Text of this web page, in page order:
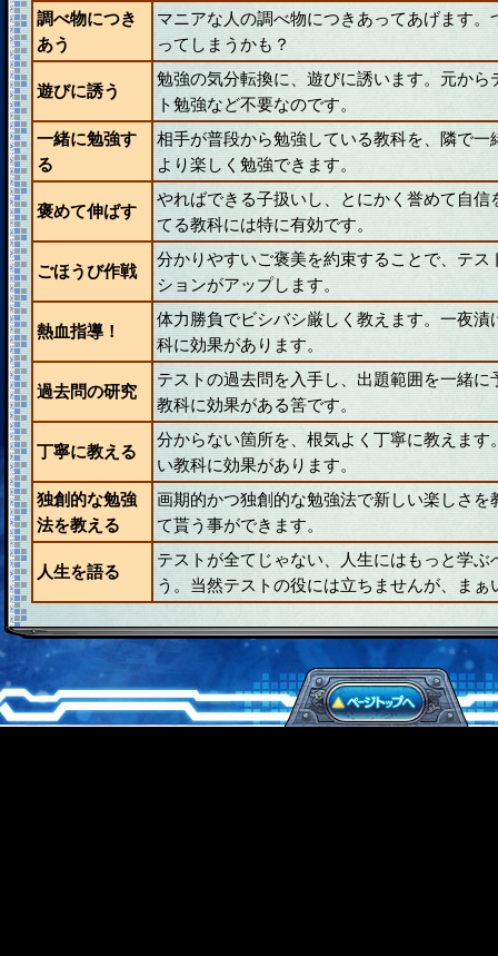
調べ物につき
あう
マニアな人の調べ物につきあってあげます
ってしまうかも？
遊びに誘う
勉強の気分転換に、遊びに誘います。元か
ト勉強など不要なのです。
一緒に勉強す
る
相手が普段から勉強している教科を、隣で
より楽しく勉強できます。
褒めて伸ばす
やればできる子扱いし、とにかく誉めて自
てる教科には特に有効です。
ごほうび作戦
分かりやすいご褒美を約束することで、テ
ションがアップします。
熱血指導！
体力勝負でビシバシ厳しく教えます。一夜
科に効果があります。
過去問の研究
テストの過去問を入手し、出題範囲を一緒
教科に効果がある筈です。
丁寧に教える
分からない箇所を、根気よく丁寧に教えま
い教科に効果があります。
独創的な勉強
法を教える
画期的かつ独創的な勉強法で新しい楽しさ
て貰う事ができます。
人生を語る
テストが全てじゃない、人生にはもっと学
う。当然テストの役には立ちませんが、まぁ